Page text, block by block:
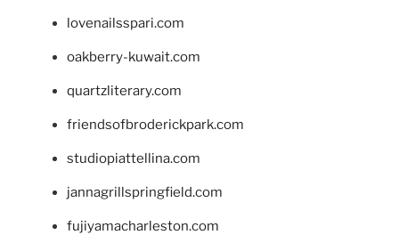
lovenailsspari.com
oakberry-kuwait.com
quartzliterary.com
friendsofbroderickpark.com
studiopiattellina.com
jannagrillspringfield.com
fujiyamacharleston.com